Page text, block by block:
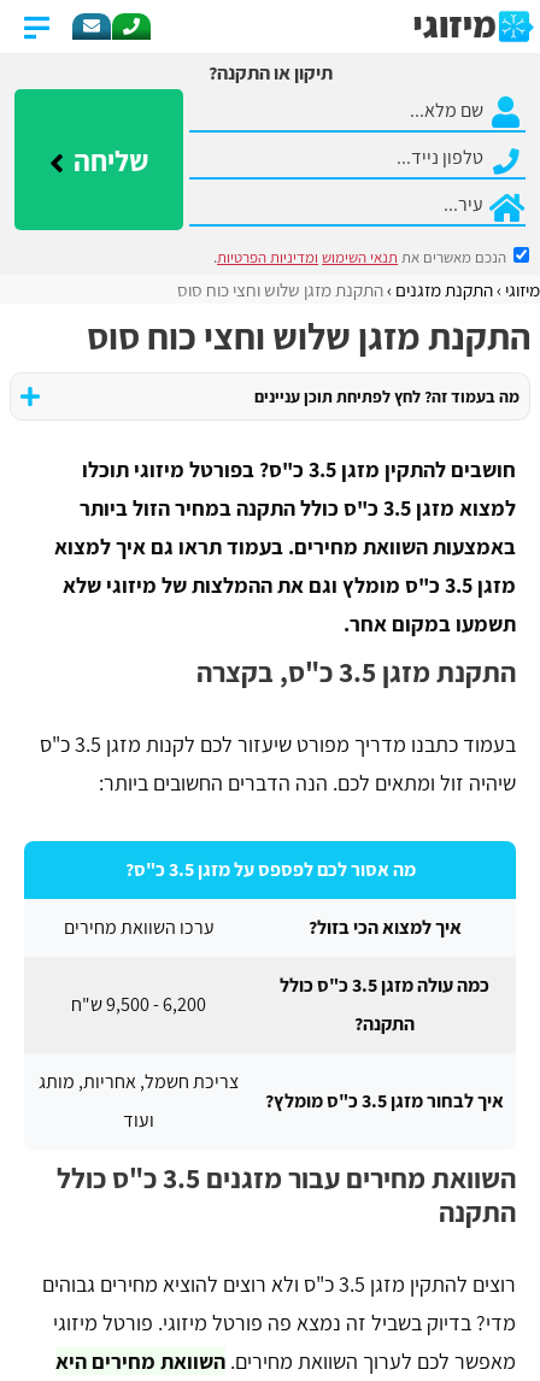
תיקון או התקנה?
שליחה
הנכם מאשרים את תנאי השימוש ומדיניות הפרטיות.
מיזוגי התקנת מזגנים התקנת מזגן שלוש וחצי כוח סוס
התקנת מזגן שלוש וחצי כוח סוס
מה בעמוד זה? לחץ לפתיחת תוכן עניינים
חושבים להתקין מזגן 3.5 כ"ס? בפורטל מיזוגי תוכלו
למצוא מזגן 3.5 כ"ס כולל התקנה במחיר הזול ביותר
באמצעות השוואת מחירים. בעמוד תראו גם איך למצוא
מזגן 3.5 כ"ס מומלץ וגם את ההמלצות של מיזוגי שלא
תשמעו במקום אחר.
התקנת מזגן 3.5 כ"ס, בקצרה
בעמוד כתבנו מדריך מפורט שיעזור לכם לקנות מזגן 3.5 כ"ס
שיהיה זול ומתאים לכם. הנה הדברים החשובים ביותר:
מה אסור לכם לפספס על מזגן 3.5 כ"ס?
איך למצוא הכי בזול? ערכו השוואת מחירים
כמה עולה מזגן 3.5 כ"ס כולל
התקנה?
6,200 - 9,500 ש"ח
איך לבחור מזגן 3.5 כ"ס מומלץ?
צריכת חשמל, אחריות, מותג
ועוד
השוואת מחירים עבור מזגנים 3.5 כ"ס כולל
התקנה
רוצים להתקין מזגן 3.5 כ"ס ולא רוצים להוציא מחירים גבוהים
מדי? בדיוק בשביל זה נמצא פה פורטל מיזוגי. פורטל מיזוגי
מאפשר לכם לערוך השוואת מחירים. השוואת מחירים היא